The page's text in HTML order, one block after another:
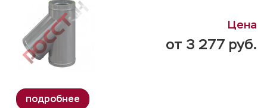
от 3 277 руб.